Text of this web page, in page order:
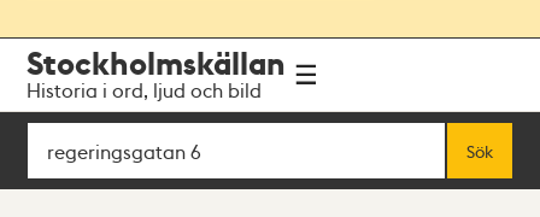
navigationen
huvudinnehållet
Stockholmskällan
Historia i ord, ljud och bild
Sök
Sök